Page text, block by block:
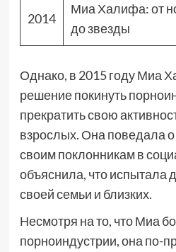
2014
Миа Халифа: от
до звезды
Однако, в 2015 году Миа
решение покинуть
прекратить свою
взрослых. Она поведала
своим поклонникам в
объяснила, что испытала
своей семьи и близких.
Несмотря на то, что Миа
порноиндустрии, она по-